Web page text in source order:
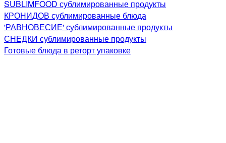
SUBLIMFOOD сублимированные продукты
КРОНИДОВ сублимированные блюда
'РАВНОВЕСИЕ' сублимированные продукты
СНЕДКИ сублимированные продукты
Готовые блюда в реторт упаковке